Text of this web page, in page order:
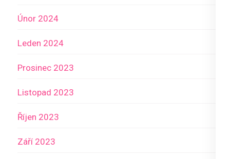
Únor 2024
Leden 2024
Prosinec 2023
Listopad 2023
Říjen 2023
Září 2023